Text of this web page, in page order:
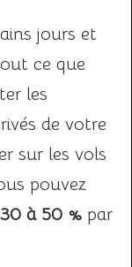
jours et
ce que
les
de votre
sur les vols
pouvez
à 50 % par